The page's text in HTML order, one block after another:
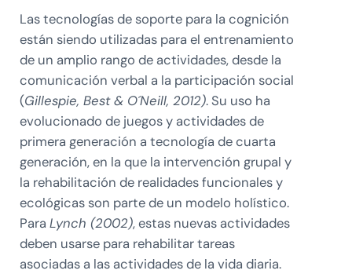
Las tecnologías de soporte para la cognición
están siendo utilizadas para el entrenamiento
de un amplio rango de actividades, desde la
comunicación verbal a la participación social
(Gillespie, Best & O´Neill, 2012). Su uso ha
evolucionado de juegos y actividades de
primera generación a tecnología de cuarta
generación, en la que la intervención grupal y
la rehabilitación de realidades funcionales y
ecológicas son parte de un modelo holístico.
Para Lynch (2002), estas nuevas actividades
deben usarse para rehabilitar tareas
asociadas a las actividades de la vida diaria.